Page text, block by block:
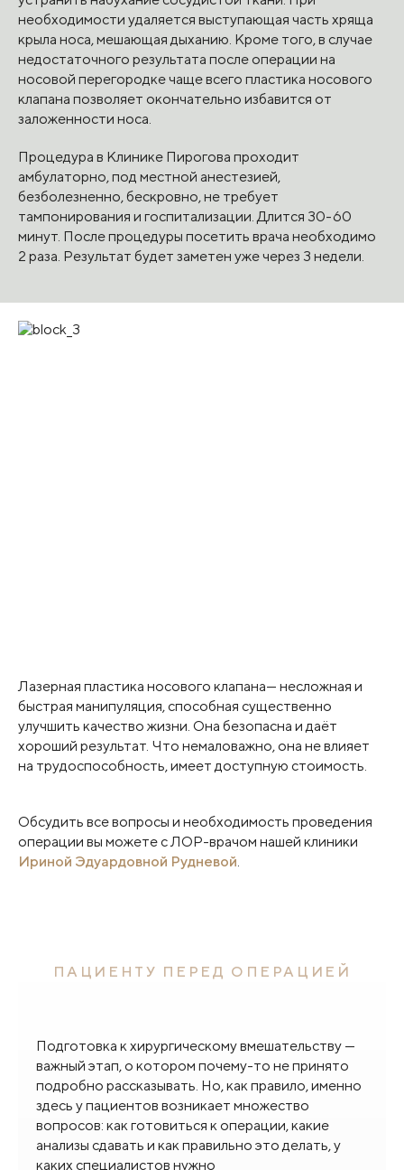
необходимости удаляется выступающая часть хряща
крыла носа, мешающая дыханию. Кроме того, в случае
недостаточного результата после операции на
носовой перегородке чаще всего пластика носового
клапана позволяет окончательно избавится от
заложенности носа.
Процедура в Клинике Пирогова проходит
амбулаторно, под местной анестезией,
безболезненно, бескровно, не требует
тампонирования и госпитализации. Длится 30-60
минут. После процедуры посетить врача необходимо
2 раза. Результат будет заметен уже через 3 недели.
Лазерная пластика носового клапана— несложная и
быстрая манипуляция, способная существенно
улучшить качество жизни. Она безопасна и даёт
хороший результат. Что немаловажно, она не влияет
на трудоспособность, имеет доступную стоимость.
Обсудить все вопросы и необходимость проведения
операции вы можете с ЛОР-врачом нашей клиники
Ириной Эдуардовной Рудневой.
ПАЦИЕНТУ ПЕРЕД ОПЕРАЦИЕЙ
Подготовка к хирургическому вмешательству —
важный этап, о котором почему-то не принято
подробно рассказывать. Но, как правило, именно
здесь у пациентов возникает множество
вопросов: как готовиться к операции, какие
анализы сдавать и как правильно это делать, у
каких специалистов нужно